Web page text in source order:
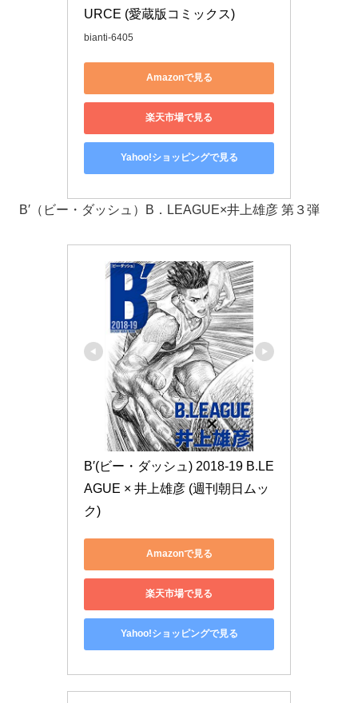
URCE (愛蔵版コミックス)
bianti-6405
Amazonで見る
楽天市場で見る
Yahoo!ショッピングで見る
B′（ビー・ダッシュ）B．LEAGUE×井上雄彦 第３弾
B′(ビー・ダッシュ) 2018-19 B.LE
AGUE × 井上雄彦 (週刊朝日ムッ
ク)
Amazonで見る
楽天市場で見る
Yahoo!ショッピングで見る